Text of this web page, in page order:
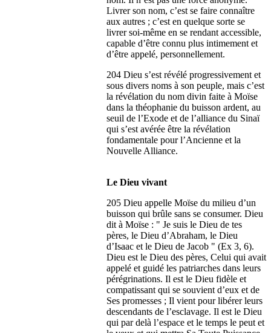
Livrer son nom, c’est se faire connaître
aux autres ; c’est en quelque sorte se
livrer soi-même en se rendant accessible,
capable d’être connu plus intimement et
d’être appelé, personnellement.
204 Dieu s’est révélé progressivement et
sous divers noms à son peuple, mais c’est
la révélation du nom divin faite à Moïse
dans la théophanie du buisson ardent, au
seuil de l’Exode et de l’alliance du Sinaï
qui s’est avérée être la révélation
fondamentale pour l’Ancienne et la
Nouvelle Alliance.
Le Dieu vivant
205 Dieu appelle Moïse du milieu d’un
buisson qui brûle sans se consumer. Dieu
dit à Moïse : " Je suis le Dieu de tes
pères, le Dieu d’Abraham, le Dieu
d’Isaac et le Dieu de Jacob " (Ex 3, 6).
Dieu est le Dieu des pères, Celui qui avait
appelé et guidé les patriarches dans leurs
pérégrinations. Il est le Dieu fidèle et
compatissant qui se souvient d’eux et de
Ses promesses ; Il vient pour libérer leurs
descendants de l’esclavage. Il est le Dieu
qui par delà l’espace et le temps le peut et